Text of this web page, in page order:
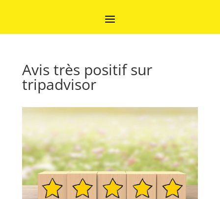
Avis très positif sur
tripadvisor